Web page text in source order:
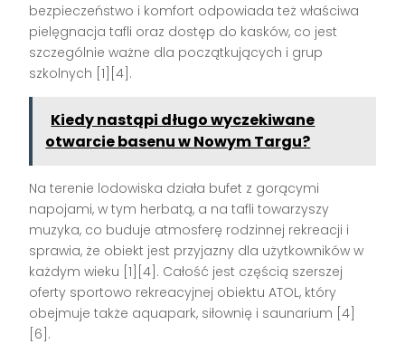
bezpieczeństwo i komfort odpowiada też właściwa
pielęgnacja tafli oraz dostęp do kasków, co jest
szczególnie ważne dla początkujących i grup
szkolnych [1][4].
Kiedy nastąpi długo wyczekiwane
otwarcie basenu w Nowym Targu?
Na terenie lodowiska działa bufet z gorącymi
napojami, w tym herbatą, a na tafli towarzyszy
muzyka, co buduje atmosferę rodzinnej rekreacji i
sprawia, że obiekt jest przyjazny dla użytkowników w
każdym wieku [1][4]. Całość jest częścią szerszej
oferty sportowo rekreacyjnej obiektu ATOL, który
obejmuje także aquapark, siłownię i saunarium [4]
[6].